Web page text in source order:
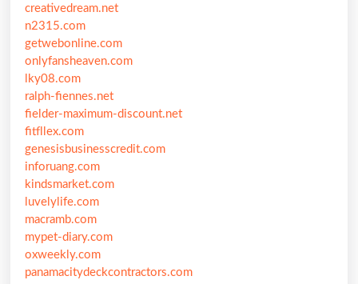
creativedream.net
n2315.com
getwebonline.com
onlyfansheaven.com
lky08.com
ralph-fiennes.net
fielder-maximum-discount.net
fitfllex.com
genesisbusinesscredit.com
inforuang.com
kindsmarket.com
luvelylife.com
macramb.com
mypet-diary.com
oxweekly.com
panamacitydeckcontractors.com